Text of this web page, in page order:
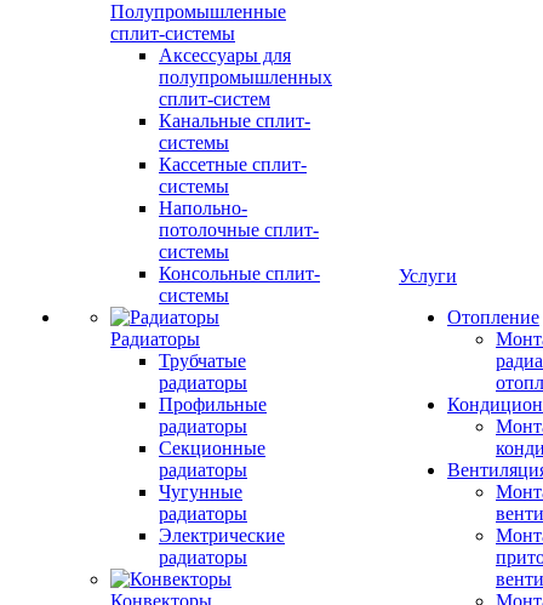
Полупромышленные
сплит-системы
Аксессуары для
полупромышленных
сплит-систем
Канальные сплит-
системы
Кассетные сплит-
системы
Напольно-
потолочные сплит-
системы
Консольные сплит-
системы
Радиаторы
Трубчатые
радиаторы
Профильные
радиаторы
Секционные
радиаторы
Чугунные
радиаторы
Электрические
радиаторы
Конвекторы
Услуги
Отопление